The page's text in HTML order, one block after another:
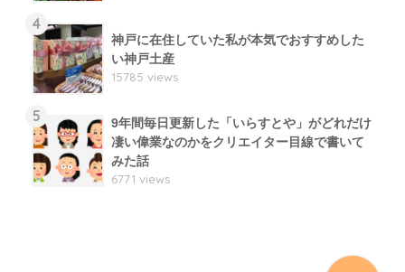
4
神戸に在住していた私が本気でおすすめした
い神戸土産
15785 views
5
9年間毎日更新した「いらすとや」がどれだけ
凄い偉業なのかをクリエイター目線で書いて
みた話
6771 views